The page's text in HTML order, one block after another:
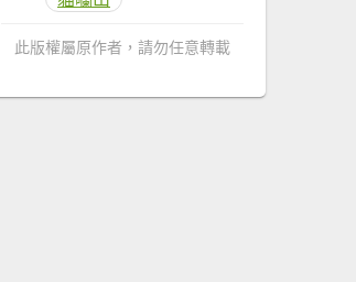
此版權屬原作者，請勿任意轉載